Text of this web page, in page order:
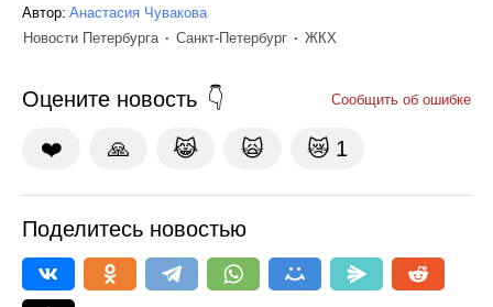
Автор: Анастасия Чувакова
Новости Петербурга
Санкт-Петербург ЖКХ
Оцените новость Сообщить об ошибке
❤️ 🙏 😹 🙀 😿 1
Поделитесь новостью